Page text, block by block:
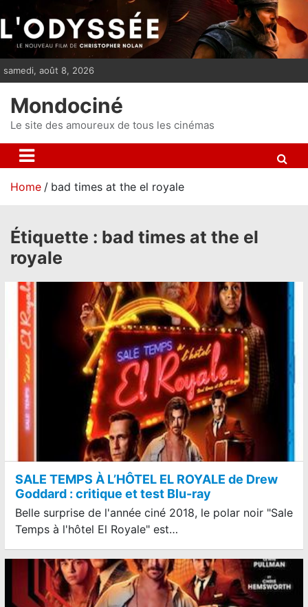
i
p
n
t
samedi, août 8, 2026
Mondociné
Le site des amoureux de tous les cinémas
Home bad times at the el royale
Étiquette : bad times at the el
royale
SALE TEMPS À L’HÔTEL EL ROYALE de Drew
Goddard : critique et test Blu-ray
Belle surprise de l'année ciné 2018, le polar noir "Sale
Temps à l'hôtel El Royale" est…